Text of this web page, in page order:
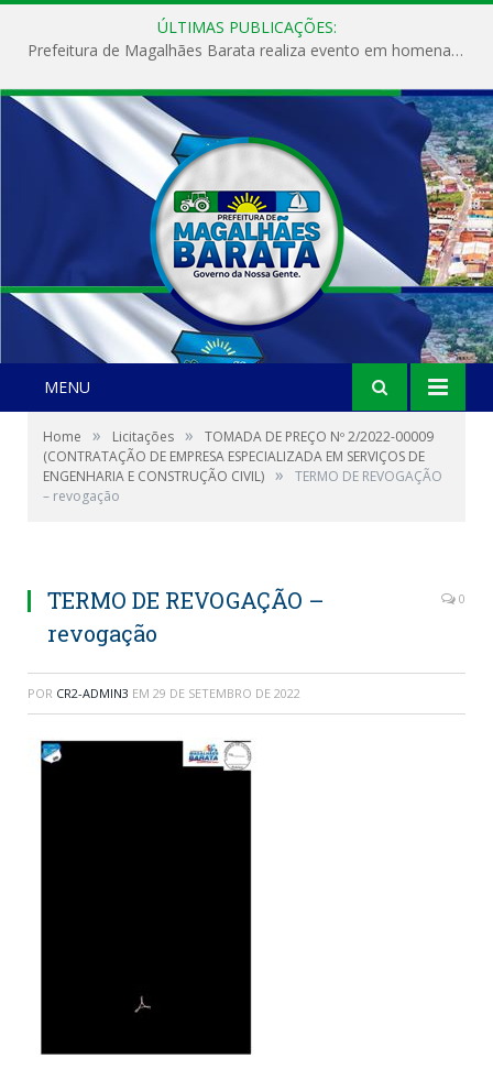
ÚLTIMAS PUBLICAÇÕES:
Prefeitura de Magalhães Barata realiza evento em homenagem ao Dia Internacional da Mulher
MENU
Home » Licitações »
TOMADA DE PREÇO Nº 2/2022-00009
(CONTRATAÇÃO DE EMPRESA ESPECIALIZADA EM SERVIÇOS DE
ENGENHARIA E CONSTRUÇÃO CIVIL) »
TERMO DE REVOGAÇÃO
– revogação
TERMO DE REVOGAÇÃO –
revogação
0
POR CR2-ADMIN3 EM 29 DE SETEMBRO DE 2022